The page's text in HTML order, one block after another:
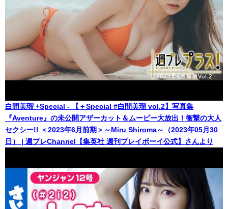
白間美瑠 +Special - 【＋Special #白間美瑠 vol.2】写真集
『Aventure』の未公開アザーカット＆ムービー大放出！衝撃の大人
セクシー!! ＜2023年6月前期＞～Miru Shiroma～（2023年05月30
日） | 週プレChannel【集英社 週刊プレイボーイ公式】さんより